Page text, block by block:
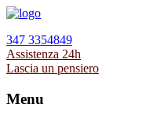
347 3354849
Assistenza 24h
Lascia un pensiero
Menu